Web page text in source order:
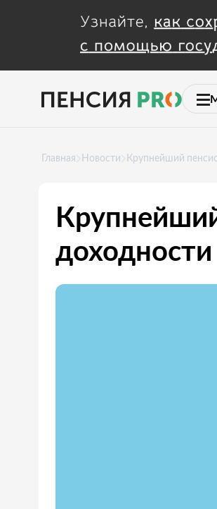
Главная Новости Крупнейший
доходности